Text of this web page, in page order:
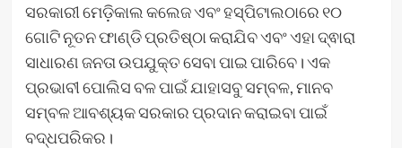
ସରକାରୀ ମେଡ଼ିକାଲ କଲେଜ ଏବଂ ହସ୍‌ପିଟାଲଠାରେ ୧୦
ଗୋଟି ନୂତନ ଫାଣ୍ଡି ପ୍ରତିଷ୍ଠା କରାଯିବ ଏବଂ ଏହା ଦ୍ଵାରା
ସାଧାରଣ ଜନତା ଉପଯୁକ୍ତ ସେବା ପାଇ ପାରିବେ। ଏକ
ପ୍ରଭାବୀ ପୋଲିସ ବଳ ପାଇଁ ଯାହାସବୁ ସମ୍ବଳ, ମାନବ
ସମ୍ବଳ ଆବଶ୍ୟକ ସରକାର ପ୍ରଦାନ କରାଇବା ପାଇଁ
ବଦ୍ଧପରିକର।